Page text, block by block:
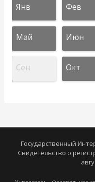
Янв Фев
Май Июн
Сен Окт
Государственный
Свидетельство о